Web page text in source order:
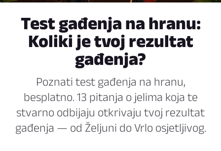
Test gađenja na hranu:
Koliki je tvoj rezultat
gađenja?
Poznati test gađenja na hranu,
besplatno. 13 pitanja o jelima koja te
stvarno odbijaju otkrivaju tvoj rezultat
gađenja — od Željuni do Vrlo osjetljivog.